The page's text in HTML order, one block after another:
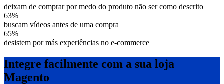
deixam de comprar por medo do produto não ser como descrito
63%
buscam vídeos antes de uma compra
65%
desistem por más experiências no e-commerce
Integre facilmente com a sua loja
Magento